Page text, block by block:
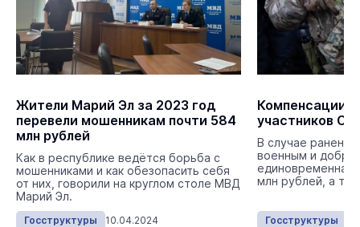
Жители Марий Эл за 2023 год
перевели мошенникам почти 584
млн рублей
Как в республике ведётся борьба с
мошенниками и как обезопасить себя
от них, говорили на круглом столе МВД
Марий Эл.
Госструктуры 10.04.2024
Компенсации
участников
В случае
военным и
единовременная
млн рублей, а
Госструктуры